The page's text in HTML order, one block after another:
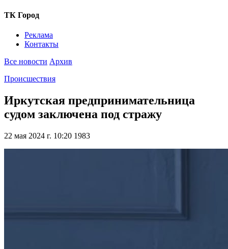
ТК Город
Реклама
Контакты
Все новости Архив
Происшествия
Иркутская предпринимательница
судом заключена под стражу
22 мая 2024 г. 10:20 1983